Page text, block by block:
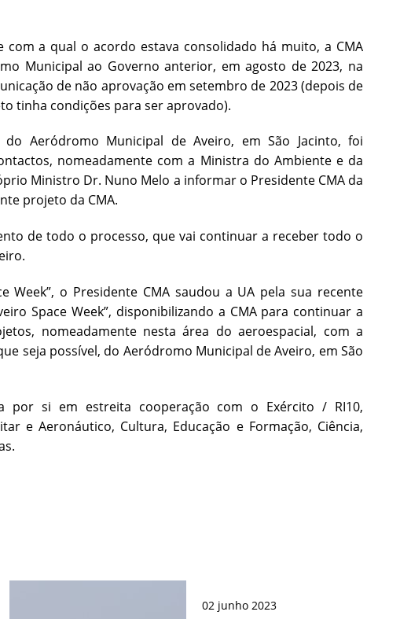
a qual o acordo estava consolidado há muito, a CMA
Municipal ao Governo anterior, em agosto de 2023, na
de não aprovação em setembro de 2023 (depois de
tinha condições para ser aprovado).
Aeródromo Municipal de Aveiro, em São Jacinto, foi
nomeadamente com a Ministra do Ambiente e da
Ministro Dr. Nuno Melo a informar o Presidente CMA da
projeto da CMA.
de todo o processo, que vai continuar a receber todo o
Week”, o Presidente CMA saudou a UA pela sua recente
Space Week”, disponibilizando a CMA para continuar a
nomeadamente nesta área do aeroespacial, com a
seja possível, do Aeródromo Municipal de Aveiro, em São
por si em estreita cooperação com o Exército / RI10,
e Aeronáutico, Cultura, Educação e Formação, Ciência,
02 junho 2023